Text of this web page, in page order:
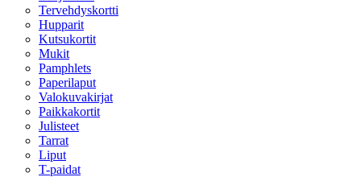
Tervehdyskortti
Hupparit
Kutsukortit
Mukit
Pamphlets
Paperilaput
Valokuvakirjat
Paikkakortit
Julisteet
Tarrat
Liput
T-paidat